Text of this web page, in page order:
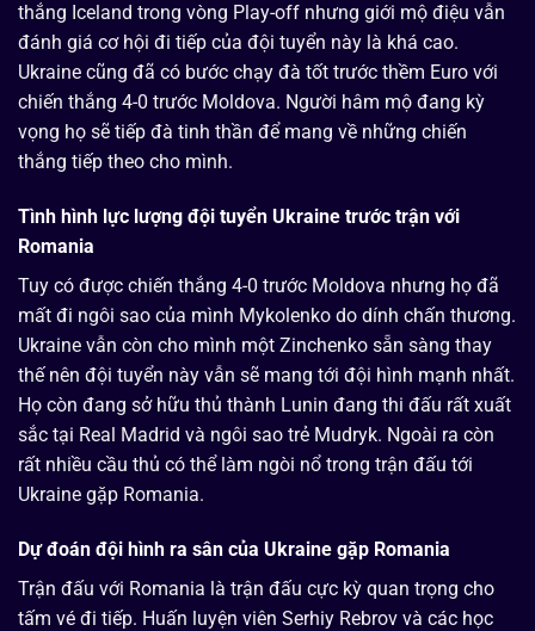
thắng Iceland trong vòng Play-off nhưng giới mộ điệu vẫn
đánh giá cơ hội đi tiếp của đội tuyển này là khá cao.
Ukraine cũng đã có bước chạy đà tốt trước thềm Euro với
chiến thắng 4-0 trước Moldova. Người hâm mộ đang kỳ
vọng họ sẽ tiếp đà tinh thần để mang về những chiến
thắng tiếp theo cho mình.
Tình hình lực lượng đội tuyển Ukraine trước trận với
Romania
Tuy có được chiến thắng 4-0 trước Moldova nhưng họ đã
mất đi ngôi sao của mình Mykolenko do dính chấn thương.
Ukraine vẫn còn cho mình một Zinchenko sẵn sàng thay
thế nên đội tuyển này vẫn sẽ mang tới đội hình mạnh nhất.
Họ còn đang sở hữu thủ thành Lunin đang thi đấu rất xuất
sắc tại Real Madrid và ngôi sao trẻ Mudryk. Ngoài ra còn
rất nhiều cầu thủ có thể làm ngòi nổ trong trận đấu tới
Ukraine gặp Romania.
Dự đoán đội hình ra sân của Ukraine gặp Romania
Trận đấu với Romania là trận đấu cực kỳ quan trọng cho
tấm vé đi tiếp. Huấn luyện viên Serhiy Rebrov và các học